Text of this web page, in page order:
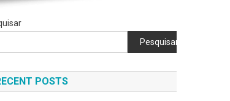
Pesquisar
POSTS